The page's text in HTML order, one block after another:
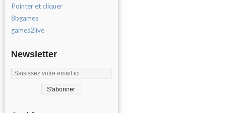
Pointer et cliquer
8bgames
games2live
Newsletter